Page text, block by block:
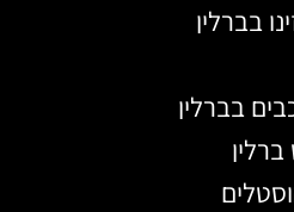
בברלין